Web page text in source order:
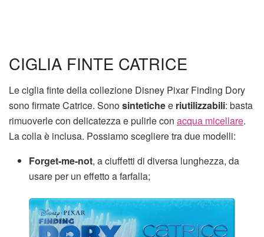
CIGLIA FINTE CATRICE
Le ciglia finte della collezione Disney Pixar Finding Dory
sono firmate Catrice. Sonosintetichee riutilizzabili: basta
rimuoverle con delicatezza e pulirle con acqua micellare.
La colla è inclusa. Possiamo scegliere tra due modelli:
Forget-me-not, a ciuffetti di diversa lunghezza, da
usare per un effetto a farfalla;